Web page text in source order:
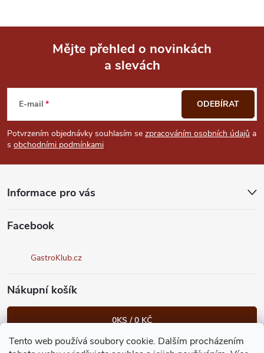
Tento web používá soubory cookie. Dalším procházením
p
a
Mějte přehled o novinkách
a slevách
E-mail
Potvrzením objednávky souhlasím se zpracováním osobních údajů a
s obchodními podmínkami
ODEBÍRAT
Informace pro vás
Facebook
GastroKlub.cz
Nákupní košík
0KS /0 KČ